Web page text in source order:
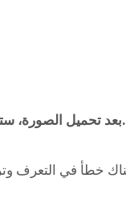
بعد تحميل الصورة، ستظهر النصوص التي تم التعرف عليها في مربع النص.